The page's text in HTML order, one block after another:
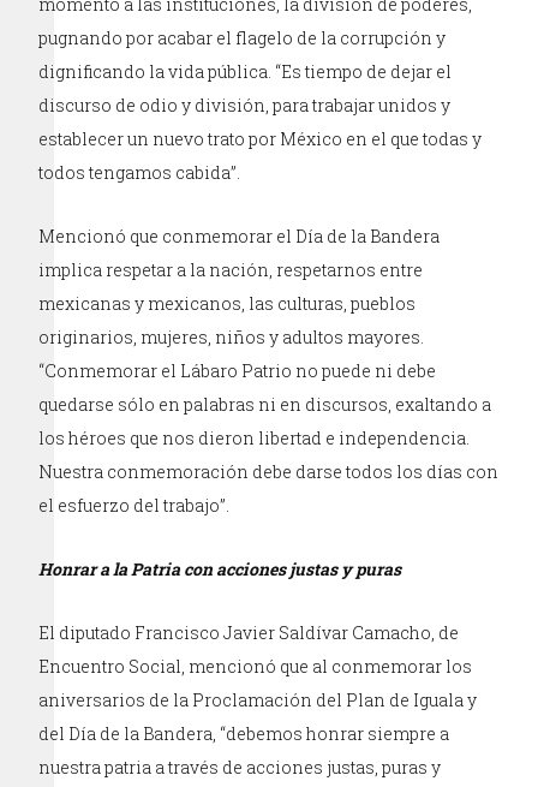
pugnando por acabar el flagelo de la corrupción y
dignificando la vida pública. “Es tiempo de dejar el
discurso de odio y división, para trabajar unidos y
establecer un nuevo trato por México en el que todas y
todos tengamos cabida”.
Mencionó que conmemorar el Día de la Bandera
implica respetar a la nación, respetarnos entre
mexicanas y mexicanos, las culturas, pueblos
originarios, mujeres, niños y adultos mayores.
“Conmemorar el Lábaro Patrio no puede ni debe
quedarse sólo en palabras ni en discursos, exaltando a
los héroes que nos dieron libertad e independencia.
Nuestra conmemoración debe darse todos los días con
el esfuerzo del trabajo”.
Honrar a la Patria con acciones justas y puras
El diputado Francisco Javier Saldívar Camacho, de
Encuentro Social, mencionó que al conmemorar los
aniversarios de la Proclamación del Plan de Iguala y
del Día de la Bandera, “debemos honrar siempre a
nuestra patria a través de acciones justas, puras y